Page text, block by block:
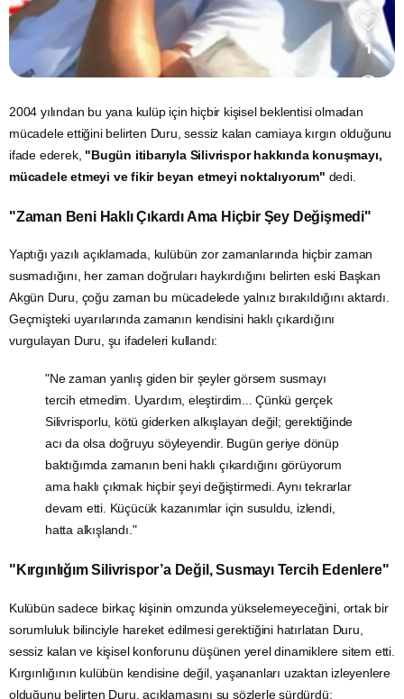
2004 yılından bu yana kulüp için hiçbir kişisel beklentisi olmadan
mücadele ettiğini belirten Duru, sessiz kalan camiaya kırgın olduğunu
ifade ederek, "Bugün itibarıyla Silivrispor hakkında konuşmayı,
mücadele etmeyi ve fikir beyan etmeyi noktalıyorum" dedi.
"Zaman Beni Haklı Çıkardı Ama Hiçbir Şey Değişmedi"
Yaptığı yazılı açıklamada, kulübün zor zamanlarında hiçbir zaman
susmadığını, her zaman doğruları haykırdığını belirten eski Başkan
Akgün Duru, çoğu zaman bu mücadelede yalnız bırakıldığını aktardı.
Geçmişteki uyarılarında zamanın kendisini haklı çıkardığını
vurgulayan Duru, şu ifadeleri kullandı:
"Ne zaman yanlış giden bir şeyler görsem susmayı
tercih etmedim. Uyardım, eleştirdim... Çünkü gerçek
Silivrisporlu, kötü giderken alkışlayan değil; gerektiğinde
acı da olsa doğruyu söyleyendir. Bugün geriye dönüp
baktığımda zamanın beni haklı çıkardığını görüyorum
ama haklı çıkmak hiçbir şeyi değiştirmedi. Aynı tekrarlar
devam etti. Küçücük kazanımlar için susuldu, izlendi,
hatta alkışlandı."
"Kırgınlığım Silivrispor’a Değil, Susmayı Tercih Edenlere"
Kulübün sadece birkaç kişinin omzunda yükselemeyeceğini, ortak bir
sorumluluk bilinciyle hareket edilmesi gerektiğini hatırlatan Duru,
sessiz kalan ve kişisel konforunu düşünen yerel dinamiklere sitem etti.
Kırgınlığının kulübün kendisine değil, yaşananları uzaktan izleyenlere
olduğunu belirten Duru, açıklamasını şu sözlerle sürdürdü: